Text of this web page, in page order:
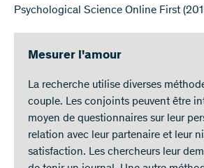
Psychological Science Online First
Mesurer l'amour
La recherche utilise diverses
couple. Les conjoints peuvent être
moyen de questionnaires sur leur
relation avec leur partenaire et leur
satisfaction. Les chercheurs leur